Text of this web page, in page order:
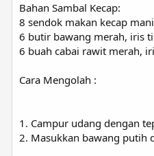
Bahan Sambal Kecap:
8 sendok makan kecap
6 butir bawang merah, iris
6 buah cabai rawit merah,
Cara Mengolah :
1. Campur udang dengan
2. Masukkan bawang putih